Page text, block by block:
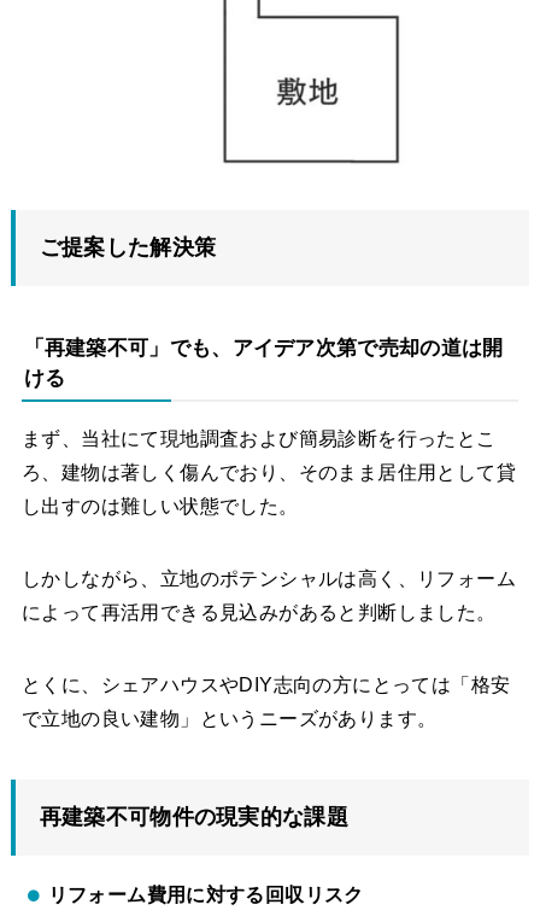
ご提案した解決策
「再建築不可」でも、アイデア次第で売却の道は開
ける
まず、当社にて現地調査および簡易診断を行ったとこ
ろ、建物は著しく傷んでおり、そのまま居住用として貸
し出すのは難しい状態でした。
しかしながら、立地のポテンシャルは高く、リフォーム
によって再活用できる見込みがあると判断しました。
とくに、シェアハウスやDIY志向の方にとっては「格安
で立地の良い建物」というニーズがあります。
再建築不可物件の現実的な課題
リフォーム費用に対する回収リスク